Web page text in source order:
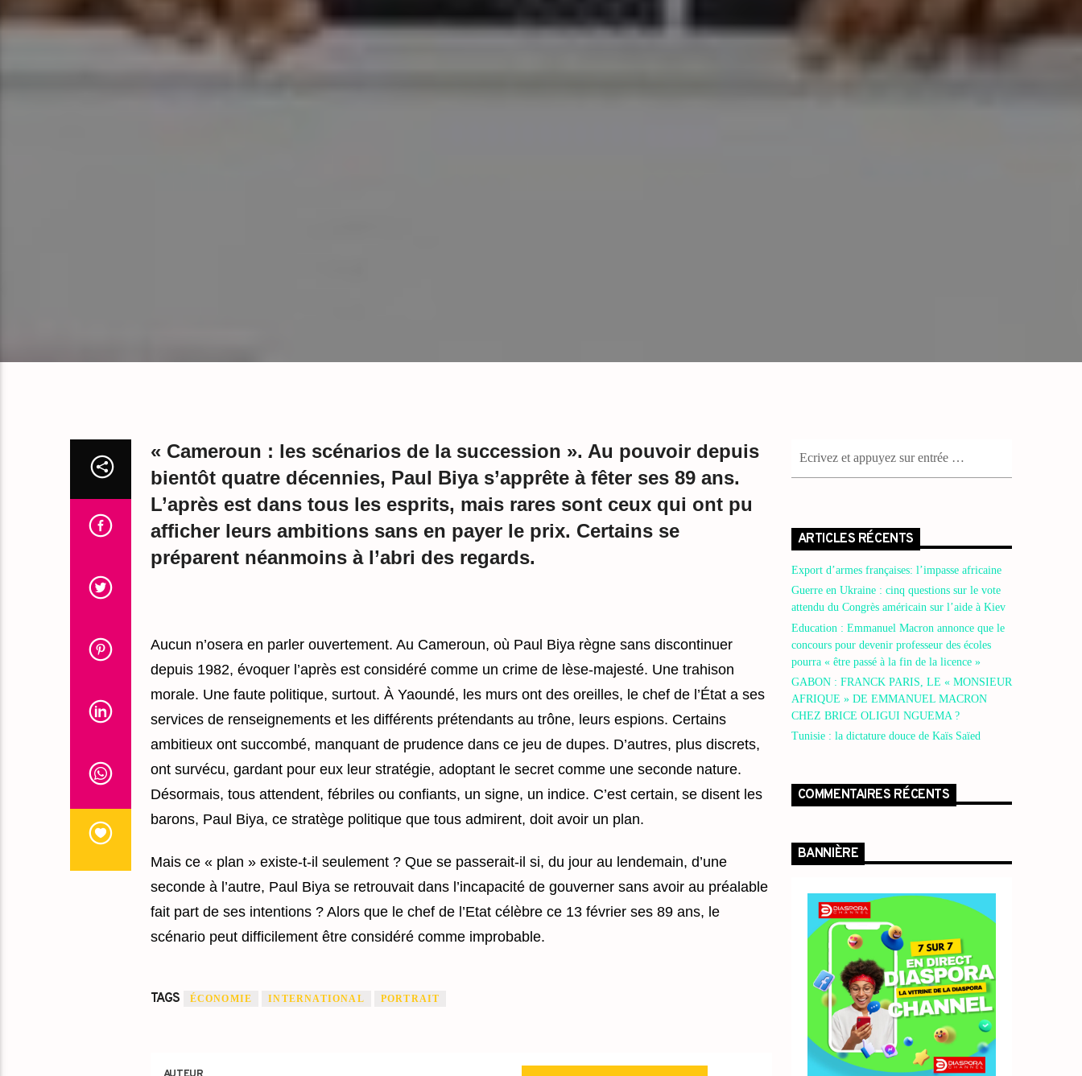
« Cameroun : les scénarios de la succession ». Au pouvoir depuis
bientôt quatre décennies, Paul Biya s’apprête à fêter ses 89 ans.
L’après est dans tous les esprits, mais rares sont ceux qui ont pu
afficher leurs ambitions sans en payer le prix. Certains se
préparent néanmoins à l’abri des regards.
Aucun n’osera en parler ouvertement. Au Cameroun, où Paul Biyarègne sans discontinuer
depuis 1982, évoquer l’après est considéré comme un crime de lèse-majesté. Une trahison
morale. Une faute politique, surtout. À Yaoundé, les murs ont des oreilles, le chef de l’État a ses
services de renseignements et les différents prétendants au trône, leurs espions. Certains
ambitieux ont succombé, manquant de prudence dans ce jeu de dupes. D’autres, plus discrets,
ont survécu, gardant pour eux leur stratégie, adoptant le secret comme une seconde nature.
Désormais, tous attendent, fébriles ou confiants, un signe, un indice. C’est certain, se disent les
barons, Paul Biya, ce stratège politique que tous admirent, doit avoir un plan.
Mais ce « plan » existe-t-il seulement ? Que se passerait-il si, du jour au lendemain, d’une
seconde à l’autre, Paul Biya se retrouvait dans l’incapacité de gouverner sans avoir au préalable
fait part de ses intentions ? Alors que le chef de l’Etat célèbre ce 13 février ses 89 ans, le
scénario peut difficilement être considéré comme improbable.
TAGS ÉCONOMIE INTERNATIONAL PORTRAIT
ARTICLES RÉCENTS
Export d’armes françaises: l’impasse africaine
Guerre en Ukraine : cinq questions sur le vote
attendu du Congrès américain sur l’aide à Kiev
Education : Emmanuel Macron annonce que le
concours pour devenir professeur des écoles
pourra « être passé à la fin de la licence »
GABON : FRANCK PARIS, LE « MONSIEUR
AFRIQUE » DE EMMANUEL MACRON
CHEZ BRICE OLIGUI NGUEMA ?
Tunisie : la dictature douce de Kaïs Saïed
COMMENTAIRES RÉCENTS
BANNIÈRE